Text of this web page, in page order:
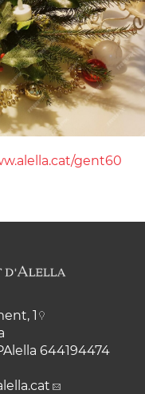
gent60
1
644194474